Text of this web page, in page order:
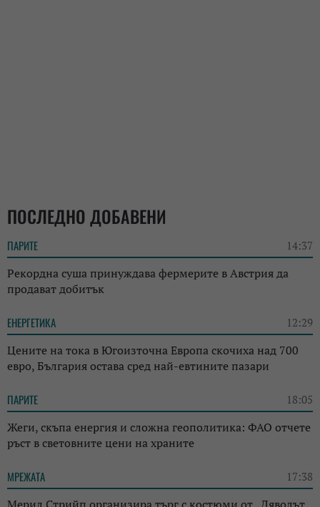
ПОСЛЕДНО ДОБАВЕНИ
ПАРИТЕ 14:37
Рекордна суша принуждава фермерите в Австрия да
продават добитък
ЕНЕРГЕТИКА 12:29
Цените на тока в Югоизточна Европа скочиха над 700
евро, България остава сред най-евтините пазари
ПАРИТЕ 18:05
Жеги, скъпа енергия и сложна геополитика: ФАО отчете
ръст в световните цени на храните
МРЕЖАТА 17:38